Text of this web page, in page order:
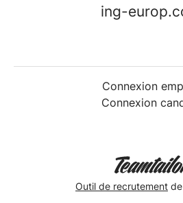
ing-
Connexion
Connexion
Outil de recrutement